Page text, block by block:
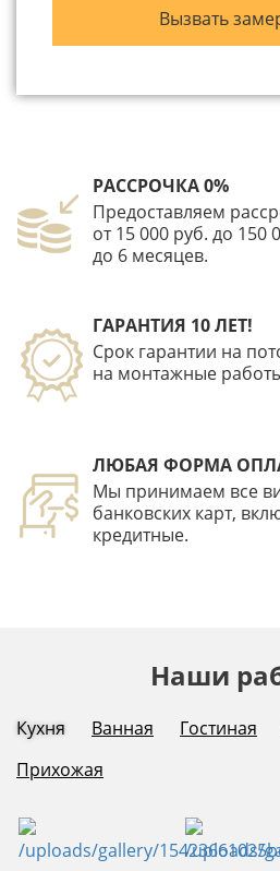
РАССРОЧКА 0%
Предоставляем
от 15 000 руб. до 150
до 6 месяцев.
ГАРАНТИЯ 10 ЛЕТ!
Срок гарантии на
на монтажные
ЛЮБАЯ ФОРМА
Мы принимаем все
банковских карт,
кредитные.
Наши
Кухня Ванная Гостиная
Прихожая